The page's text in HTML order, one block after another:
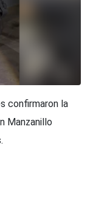
confirmaron la
Manzanillo